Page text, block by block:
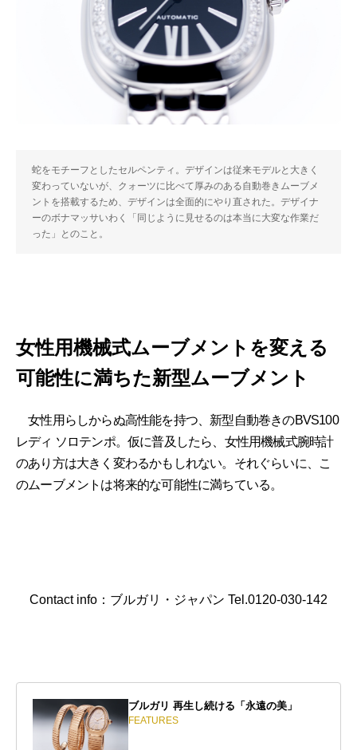
蛇をモチーフとしたセルペンティ。デザインは従来モデルと大きく
変わっていないが、クォーツに比べて厚みのある自動巻きムーブメ
ントを搭載するため、デザインは全面的にやり直された。デザイナ
ーのボナマッサいわく「同じように見せるのは本当に大変な作業だ
った」とのこと。
女性用機械式ムーブメントを変える
可能性に満ちた新型ムーブメント
女性用らしからぬ高性能を持つ、新型自動巻きのBVS100
レディ ソロテンポ。仮に普及したら、女性用機械式腕時計
のあり方は大きく変わるかもしれない。それぐらいに、こ
のムーブメントは将来的な可能性に満ちている。
Contact info：ブルガリ・ジャパン Tel.0120-030-142
ブルガリ 再生し続ける「永遠の美」
FEATURES